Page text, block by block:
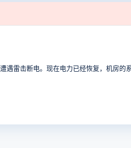
遇雷击断电。现在电力已经恢复，机房的